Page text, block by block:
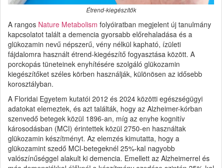
Étrend-kiegészítők
A rangos Nature Metabolism folyóiratban megjelent új tanulmány
kapcsolatot talált a demencia gyorsabb előrehaladása és a
glükozamin nevű népszerű, vény nélkül kapható, ízületi
fájdalomra használt étrend-kiegészítő fogyasztása között. A
porckopás tüneteinek enyhítésére szolgáló glükozamin
kiegészítőket széles körben használják, különösen az idősebb
korosztályban.
A Floridai Egyetem kutatói 2012 és 2024 közötti egészségügyi
adatokat elemeztek, és azt találták, hogy az Alzheimer-kórban
szenvedő betegek közül 1896-an, míg az enyhe kognitív
károsodásban (MCI) érintettek közül 2750-en használtak
glükozamin készítményt. Az elemzés kimutatta, hogy a
glükozamint szedő MCI-betegeknél 25%-kal nagyobb
valószínűséggel alakult ki demencia. Emellett az Alzheimerrel és